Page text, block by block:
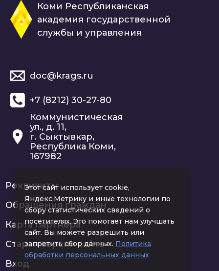
Актуальные вопросы
юридической
психологии
Рабочая
программа
Актуальные
административного
права
Актуальные
Иностранный язык
как средство
профессионального
общения
программа
Коми Республиканская
академия государственной
службы и управления
doc@krags.ru
+7 (8212) 30-27-80
Коммунистическая
ул., д. 11,
г. Сыктывкар,
Республика Коми,
167982
Реквизиты
Обращения граждан
Карта партнера
Старая версия сайта
Вход
Этот сайт использует cookie,
Яндекс.Метрику и иные технологии по
сбору статистических сведений о
посетителях. Это помогает нам улучшать
сайт. Вы можете разрешить или
запретить сбор данных. Политика
обработки персональных данных